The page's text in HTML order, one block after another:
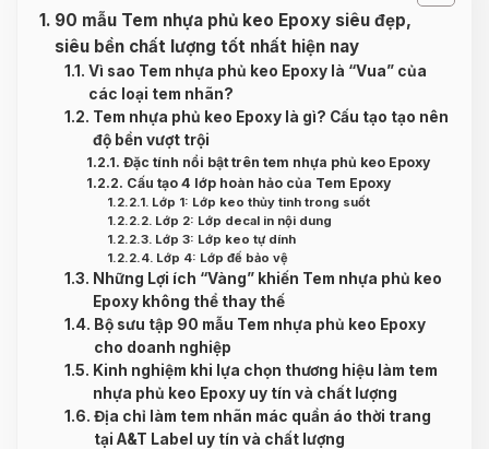
90 mẫu Tem nhựa phủ keo Epoxy siêu đẹp,
siêu bền chất lượng tốt nhất hiện nay
Vì sao Tem nhựa phủ keo Epoxy là “Vua” của
các loại tem nhãn?
Tem nhựa phủ keo Epoxy là gì? Cấu tạo tạo nên
độ bền vượt trội
Đặc tính nổi bật trên tem nhựa phủ keo Epoxy
Cấu tạo 4 lớp hoàn hảo của Tem Epoxy
Lớp 1: Lớp keo thủy tinh trong suốt
Lớp 2: Lớp decal in nội dung
Lớp 3: Lớp keo tự dính
Lớp 4: Lớp đế bảo vệ
Những Lợi ích “Vàng” khiến Tem nhựa phủ keo
Epoxy không thể thay thế
Bộ sưu tập 90 mẫu Tem nhựa phủ keo Epoxy
cho doanh nghiệp
Kinh nghiệm khi lựa chọn thương hiệu làm tem
nhựa phủ keo Epoxy uy tín và chất lượng
Địa chỉ làm tem nhãn mác quần áo thời trang
tại A&T Label uy tín và chất lượng